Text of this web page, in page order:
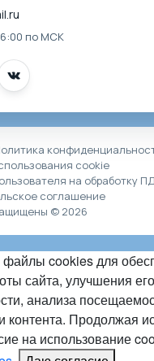
по МСК
cookie
на обработку
соглашение
© 2026
cookies для
сайта, улучшения его
анализа
контента. Продолжая
на использование